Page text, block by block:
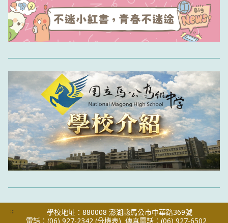
:::
學校地址：880008 澎湖縣馬公市中華路369號
電話：(06) 927-2342 (分機表) 傳真電話：(06) 927-6502